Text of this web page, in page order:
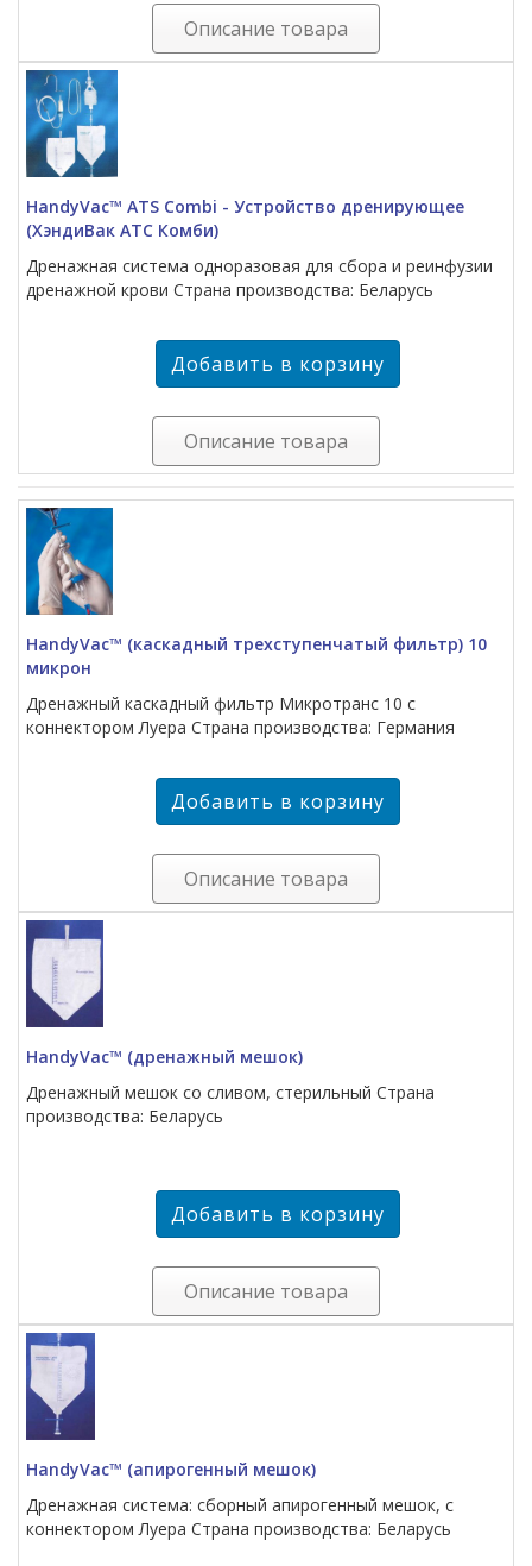
Описание товара
HandyVac™ ATS Combi - Устройство дренирующее
(ХэндиВак АТС Комби)
Дренажная система одноразовая для сбора и реинфузии
дренажной крови Страна производства: Беларусь
Описание товара
HandyVac™ (каскадный трехступенчатый фильтр) 10
микрон
Дренажный каскадный фильтр Микротранс 10 с
коннектором Луера Страна производства: Германия
Описание товара
HandyVac™ (дренажный мешок)
Дренажный мешок со сливом, стерильный Страна
производства: Беларусь
Описание товара
HandyVac™ (апирогенный мешок)
Дренажная система: сборный апирогенный мешок, с
коннектором Луера Страна производства: Беларусь